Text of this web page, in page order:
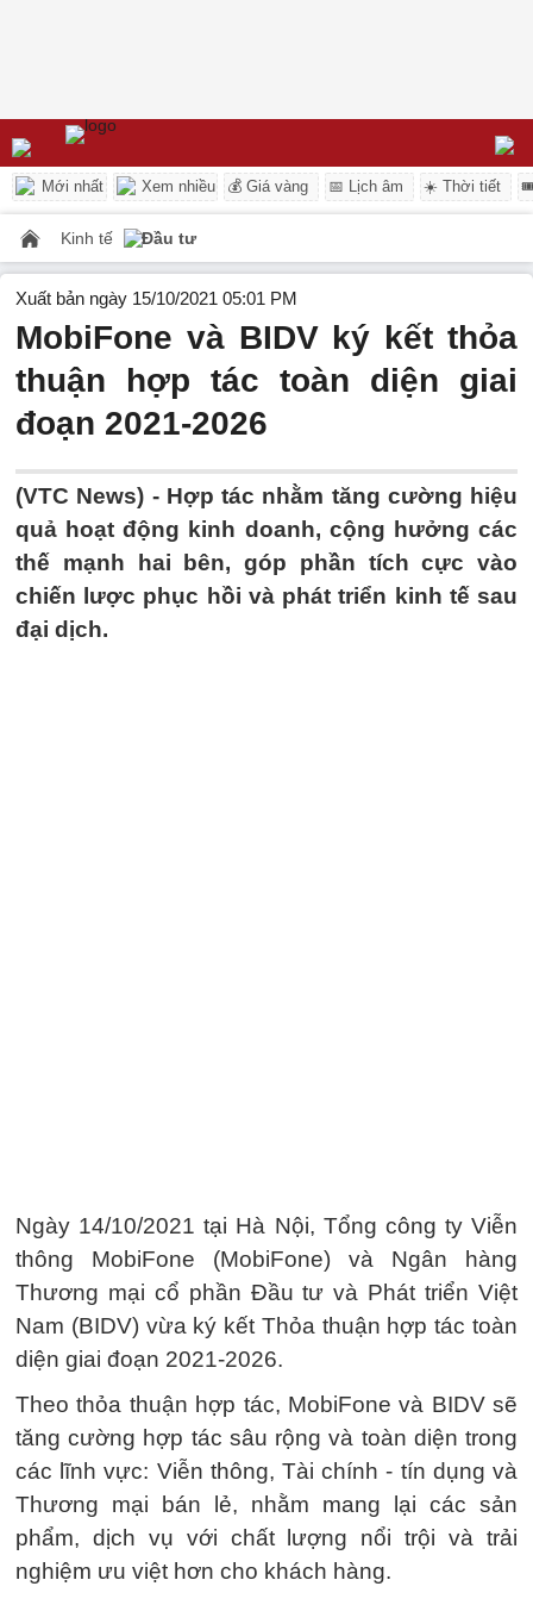
Mới nhất Xem nhiều 💰 Giá vàng 📅 Lịch âm ☀️ Thời tiết
Kinh tế Đầu tư
Xuất bản ngày 15/10/2021 05:01 PM
MobiFone và BIDV ký kết thỏa
thuận hợp tác toàn diện giai
đoạn 2021-2026
(VTC News) - Hợp tác nhằm tăng cường hiệu
quả hoạt động kinh doanh, cộng hưởng các
thế mạnh hai bên, góp phần tích cực vào
chiến lược phục hồi và phát triển kinh tế sau
đại dịch.
Ngày 14/10/2021 tại Hà Nội, Tổng công ty Viễn
thông MobiFone (MobiFone) và Ngân hàng
Thương mại cổ phần Đầu tư và Phát triển Việt
Nam (BIDV) vừa ký kết Thỏa thuận hợp tác toàn
diện giai đoạn 2021-2026.
Theo thỏa thuận hợp tác, MobiFone và BIDV sẽ
tăng cường hợp tác sâu rộng và toàn diện trong
các lĩnh vực: Viễn thông, Tài chính - tín dụng và
Thương mại bán lẻ, nhằm mang lại các sản
phẩm, dịch vụ với chất lượng nổi trội và trải
nghiệm ưu việt hơn cho khách hàng.